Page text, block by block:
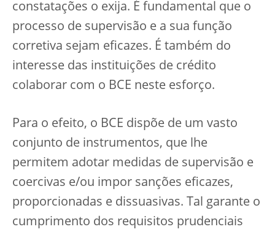
constatações o exija. É fundamental que o
processo de supervisão e a sua função
corretiva sejam eficazes. É também do
interesse das instituições de crédito
colaborar com o BCE neste esforço.
Para o efeito, o BCE dispõe de um vasto
conjunto de instrumentos, que lhe
permitem adotar medidas de supervisão e
coercivas e/ou impor sanções eficazes,
proporcionadas e dissuasivas. Tal garante o
cumprimento dos requisitos prudenciais